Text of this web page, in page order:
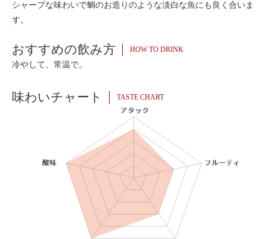
シャープな味わいで鯛のお造りのような淡白な魚にも良く合いま
す。
おすすめの飲み方 HOW TO DRINK
冷やして、常温で。
味わいチャート TASTE CHART